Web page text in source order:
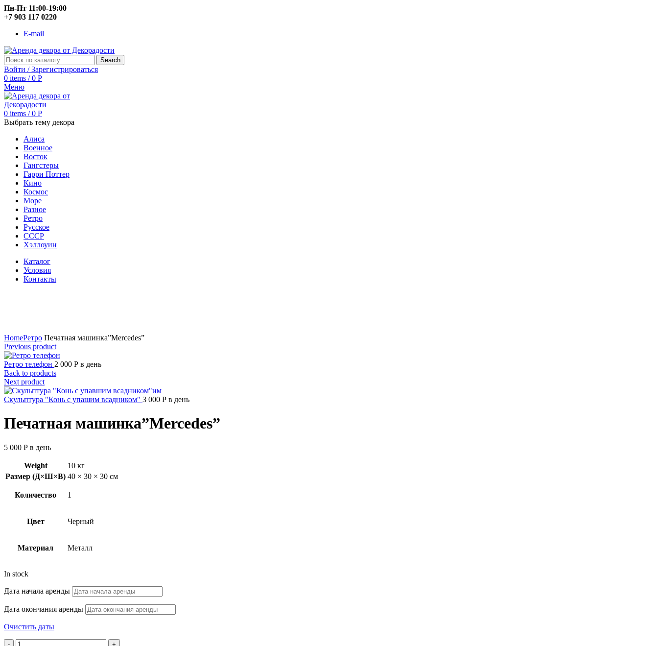
Пн-Пт 11:00-19:00
+7 903 117 0220
E-mail
Search
Войти / Зарегистрироваться
0 items / 0 Р
Меню
0 items / 0 Р
Выбрать тему декора
Алиса
Военное
Восток
Гангстеры
Гарри Поттер
Кино
Космос
Море
Разное
Ретро
Русское
СССР
Хэллоуин
Каталог
Условия
Контакты
HomeРетро Печатная машинка”Mercedes”
Previous product
Ретро телефон 2 000 Р в день
Back to products
Next product
Скульптура "Конь с упашим всадником" 3 000 Р в день
Печатная машинка”Mercedes”
5 000 Р в день
Weight
10 кг
Размер (Д×Ш×В) 40 × 30 × 30 см
Количество 1
Цвет Черный
Материал Металл
In stock
Дата начала аренды
Дата окончания аренды
Очистить даты
Печатная